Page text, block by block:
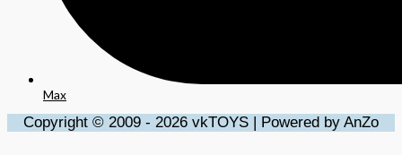
Max
Copyright © 2009 - 2026 vkTOYS | Powered by AnZo